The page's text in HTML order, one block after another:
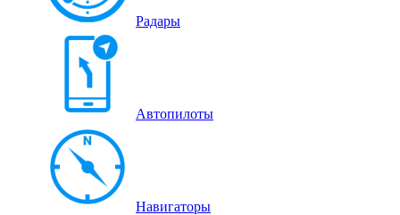
Радары
Автопилоты
Навигаторы